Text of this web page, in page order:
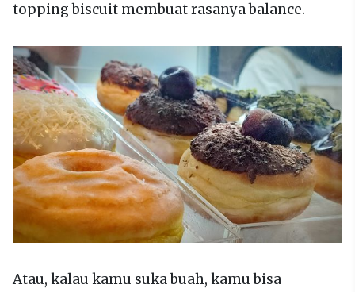
topping biscuit membuat rasanya balance.
Atau, kalau kamu suka buah, kamu bisa